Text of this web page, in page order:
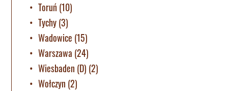
Toruń (10)
Tychy(3)
Wadowice (15)
Warszawa (24)
Wiesbaden (D) (2)
Wołczyn (2)